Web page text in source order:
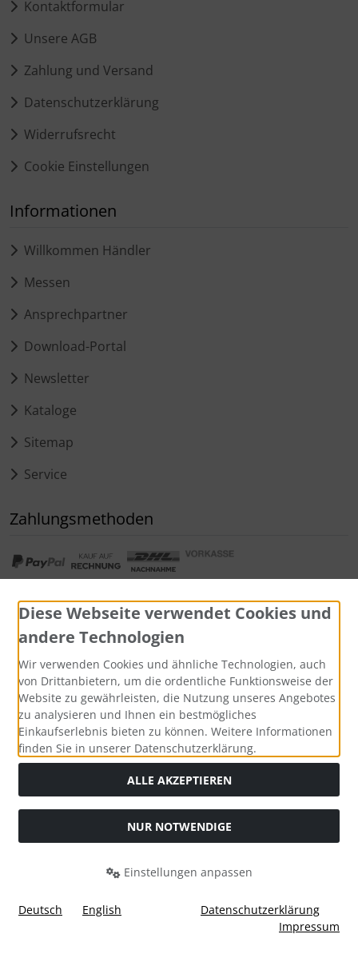
Kontaktformular
Unsere AGB
Zahlung und Versand
Datenschutzerklärung
Widerrufsrecht
Cookie Einstellungen
Informationen
Willkommen Händler
Messen
Ansprechpartner
Download-Portal
Newsletter
Kataloge
Sitemap
Service
Zahlungsmethoden
Alle Preise inkl. gesetzl. MwSt. zzgl.Versandkosten
durchgestrichenen Preise entsprechen dem bisherigen Preis
Tushita PaperArt GmbH © 2026 | Template © 2026 by Karl
ialla eCommerce Shopsoftware © 2006 -2026
Diese Webseite verwendet Cookies und
andere Technologien
Wir verwenden Cookies und ähnliche Technologien, auch
von Drittanbietern, um die ordentliche Funktionsweise der
Website zu gewährleisten, die Nutzung unseres Angebotes
zu analysieren und Ihnen ein bestmögliches
Einkaufserlebnis bieten zu können. Weitere Informationen
finden Sie in unserer Datenschutzerklärung.
ALLE AKZEPTIEREN
NUR NOTWENDIGE
Einstellungen anpassen
Deutsch English
Datenschutzerklärung
Impressum